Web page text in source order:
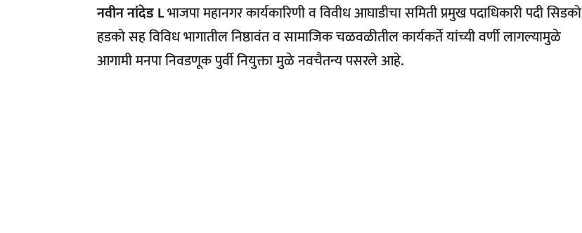
नवीन नांदेड Lभाजपा महानगर कार्यकारिणी व विवीध आघाडीचा समिती प्रमुख पदाधिकारी पदी सिडको
हडको सह विविध भागातील निष्ठावंत व सामाजिक चळवळीतील कार्यकर्ते यांच्यी वर्णी लागल्यामुळे
आगामी मनपा निवडणूक पुर्वी नियुक्ता मुळे नवचैतन्य पसरले आहे.